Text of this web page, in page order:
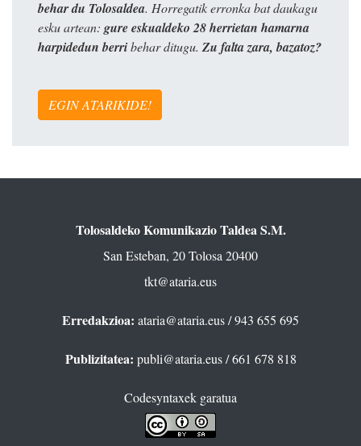
behar du Tolosaldea. Horregatik erronka bat daukagu
esku artean: gure eskualdeko 28 herrietan hamarna
harpidedun berribehar ditugu. Zu falta zara, bazatoz?
EGIN ATARIKIDE!
Tolosaldeko Komunikazio Taldea S.M.
San Esteban, 20 Tolosa 20400
tkt@ataria.eus
Erredakzioa: ataria@ataria.eus/ 943 655 695
Publizitatea: publi@ataria.eus/ 661 678 818
Codesyntaxek garatua